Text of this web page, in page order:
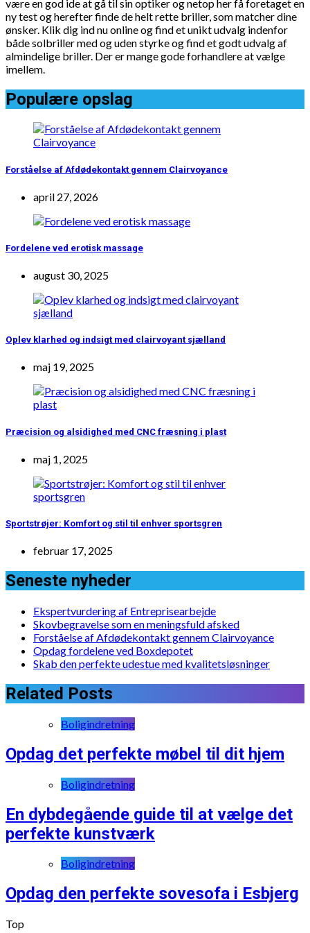
være en god ide at gå til sin optiker og netop her få foretaget en
ny test og herefter finde de helt rette briller, som matcher dine
ønsker. Klik dig ind nu online og find et unikt udvalg indenfor
både solbriller med og uden styrke og find et godt udvalg af
almindelige briller. Der er mange gode forhandlere at vælge
imellem.
Populære opslag
Forståelse af Afdødekontakt gennem Clairvoyance
april 27, 2026
Fordelene ved erotisk massage
august 30, 2025
Oplev klarhed og indsigt med clairvoyant sjælland
maj 19, 2025
Præcision og alsidighed med CNC fræsning i plast
maj 1, 2025
Sportstrøjer: Komfort og stil til enhver sportsgren
februar 17, 2025
Seneste nyheder
Ekspertvurdering af Entreprisearbejde
Skovbegravelse som en meningsfuld afsked
Forståelse af Afdødekontakt gennem Clairvoyance
Opdag fordelene ved Boxdepotet
Skab den perfekte udestue med kvalitetsløsninger
Related Posts
Boligindretning
Opdag det perfekte møbel til dit hjem
Boligindretning
En dybdegående guide til at vælge det
perfekte kunstværk
Boligindretning
Opdag den perfekte sovesofa i Esbjerg
Top